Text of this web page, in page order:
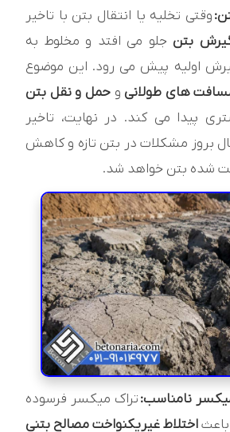
وقتی تخلیه یا انتقال بتن با تاخیر
بتن جلو می‌ افتد و مخلوط به
اولیه پیش می‌ رود. این موضوع
های طولانی وحمل و نقل بتن
پیدا می‌ کند. در نهایت، تاخیر
بروز مشکلات در بتن تازه و کاهش
شده بتن خواهد شد.
نامناسب:تراک ميکسر فرسوده
باعثاختلاط غيريکنواخت مصالح بتنی